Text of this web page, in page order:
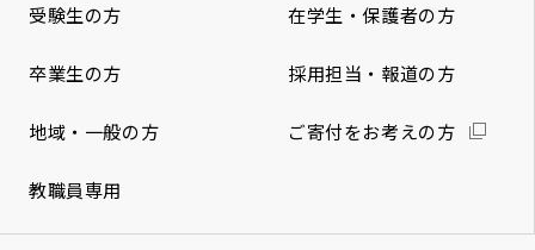
受験生の方 在学生・保護者の方
卒業生の方 採用担当・報道の方
地域・一般の方 ご寄付をお考えの方
教職員専用